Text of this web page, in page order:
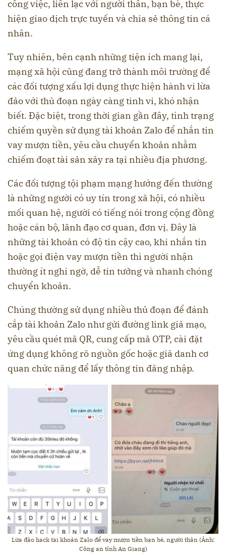
công việc, liên lạc với người thân, bạn bè, thực
hiện giao dịch trực tuyến và chia sẻ thông tin cá
nhân.
Tuy nhiên, bên cạnh những tiện ích mang lại,
mạng xã hội cũng đang trở thành môi trường để
các đối tượng xấu lợi dụng thực hiện hành vi lừa
đảo với thủ đoạn ngày càng tinh vi, khó nhận
biết. Đặc biệt, trong thời gian gần đây, tình trạng
chiếm quyền sử dụng tài khoản Zalo để nhắn tin
vay mượn tiền, yêu cầu chuyển khoản nhằm
chiếm đoạt tài sản xảy ra tại nhiều địa phương.
Các đối tượng tội phạm mạng hướng đến thường
là những người có uy tín trong xã hội, có nhiều
mối quan hệ, người có tiếng nói trong cộng đồng
hoặc cán bộ, lãnh đạo cơ quan, đơn vị. Đây là
những tài khoản có độ tin cậy cao, khi nhắn tin
hoặc gọi điện vay mượn tiền thì người nhận
thường ít nghi ngờ, dễ tin tưởng và nhanh chóng
chuyển khoản.
Chúng thường sử dụng nhiều thủ đoạn để đánh
cắp tài khoản Zalo như gửi đường link giả mạo,
yêu cầu quét mã QR, cung cấp mã OTP, cài đặt
ứng dụng không rõ nguồn gốc hoặc giả danh cơ
quan chức năng để lấy thông tin đăng nhập.
Lừa đảo hack tài khoản Zalo để vay mượn tiền bạn bè, người thân (Ảnh:
Công an tỉnh An Giang)